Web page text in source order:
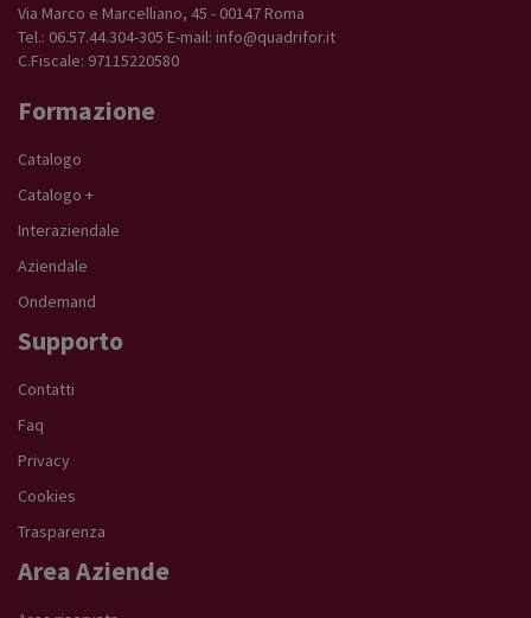
Via Marco e Marcelliano, 45 - 00147 Roma
Tel.: 06.57.44.304-305 E-mail: info@quadrifor.it
C.Fiscale: 97115220580
Formazione
Catalogo
Catalogo +
Interaziendale
Aziendale
Ondemand
Supporto
Contatti
Faq
Privacy
Cookies
Trasparenza
Area Aziende